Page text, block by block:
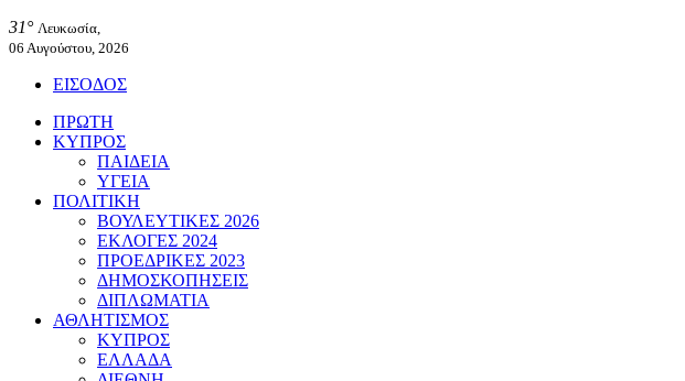
31° Λευκωσία,
06 Αυγούστου, 2026
ΕΙΣΟΔΟΣ
ΠΡΩΤΗ
ΚΥΠΡΟΣ
ΠΑΙΔΕΙΑ
ΥΓΕΙΑ
ΠΟΛΙΤΙΚΗ
ΒΟΥΛΕΥΤΙΚΕΣ 2026
ΕΚΛΟΓΕΣ 2024
ΠΡΟΕΔΡΙΚΕΣ 2023
ΔΗΜΟΣΚΟΠΗΣΕΙΣ
ΔΙΠΛΩΜΑΤΙΑ
ΑΘΛΗΤΙΣΜΟΣ
ΚΥΠΡΟΣ
ΕΛΛΑΔΑ